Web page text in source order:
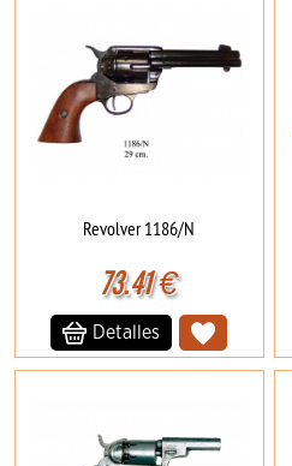
Revolver 1186/N
73.41€
Detalles